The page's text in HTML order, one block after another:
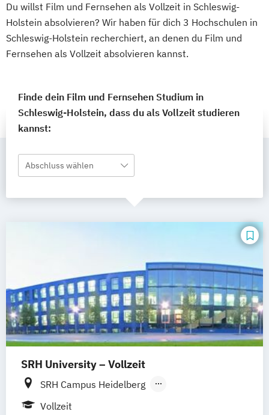
Du willst Film und Fernsehen als Vollzeit in Schleswig-
Holstein absolvieren? Wir haben für dich 3 Hochschulen in
Schleswig-Holstein recherchiert, an denen du Film und
Fernsehen als Vollzeit absolvieren kannst.
Finde dein Film und Fernsehen Studium in
Schleswig-Holstein, dass du als Vollzeit studieren
kannst:
Abschluss wählen
SRH University – Vollzeit
SRH Campus Heidelberg
SRH Campus Berlin
Vollzeit